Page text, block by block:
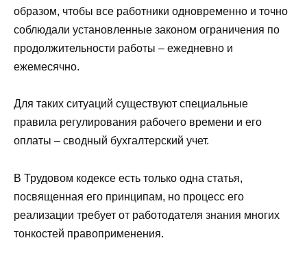
образом, чтобы все работники одновременно и точно
соблюдали установленные законом ограничения по
продолжительности работы – ежедневно и
ежемесячно.
Для таких ситуаций существуют специальные
правила регулирования рабочего времени и его
оплаты – сводный бухгалтерский учет.
В Трудовом кодексе есть только одна статья,
посвященная его принципам, но процесс его
реализации требует от работодателя знания многих
тонкостей правоприменения.